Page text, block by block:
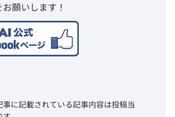
願いします！
事に記載されている記事内容は投稿当